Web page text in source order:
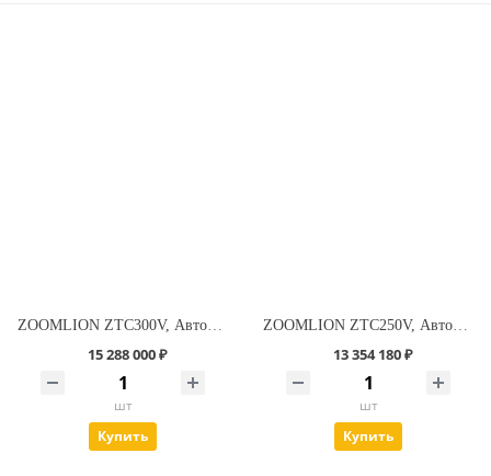
ZOOMLION ZTC300V, Автокран 30 т.
15 288 000 ₽
шт
Купить
ZOOMLION ZTC250V, Автокран 25 т.
13 354 180 ₽
шт
Купить